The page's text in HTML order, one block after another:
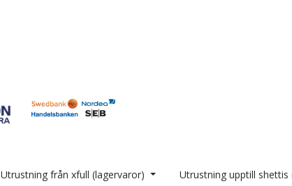
Utrustning från xfull (lagervaror) Utrustning upptill shettis